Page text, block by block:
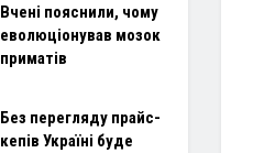
Вчені пояснили, чому
еволюціонував мозок
приматів
Без перегляду прайс-
кепів Україні буде